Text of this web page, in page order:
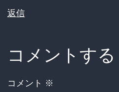
返信
コメントする
コメント ※